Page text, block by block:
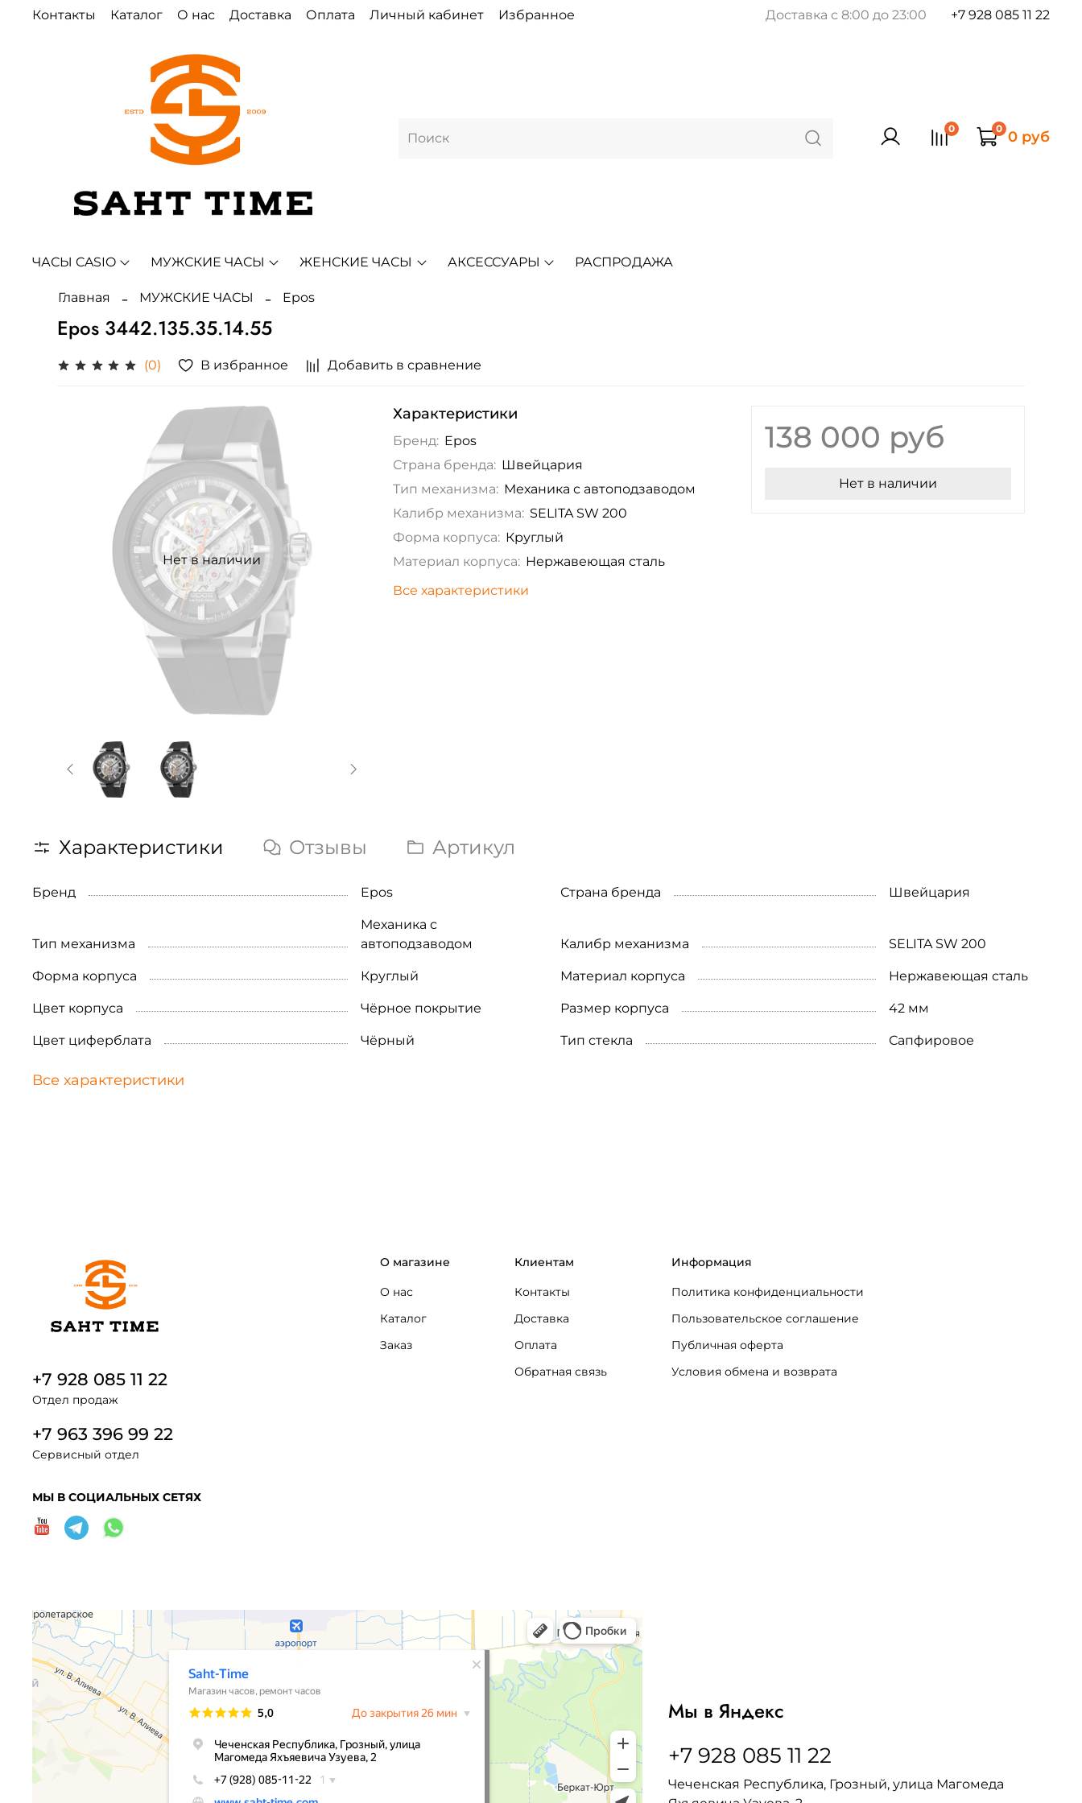
Контакты Каталог О нас Доставка Оплата Личный кабинет Избранное Доставка с 8:00 до 23:00 +7 928 085 11 22
0 0 0 руб
ЧАСЫ CASIO МУЖСКИЕ ЧАСЫ ЖЕНСКИЕ ЧАСЫ АКСЕССУАРЫ РАСПРОДАЖА
Главная МУЖСКИЕ ЧАСЫ Epos
Epos 3442.135.35.14.55
(0) В избранное Добавить в сравнение
Нет в наличии
Характеристики
Бренд: Epos
Страна бренда: Швейцария
Тип механизма: Механика с автоподзаводом
Калибр механизма: SELITA SW 200
Форма корпуса: Круглый
Материал корпуса: Нержавеющая сталь
Все характеристики
138 000 руб
Нет в наличии
Характеристики Отзывы Артикул
Бренд Epos Страна бренда Швейцария
Тип механизма
Механика с
автоподзаводом
Калибр механизма SELITA SW 200
Форма корпуса Круглый Материал корпуса Нержавеющая сталь
Цвет корпуса Чёрное покрытие Размер корпуса 42 мм
Цвет циферблата Чёрный Тип стекла Сапфировое
Все характеристики
О магазине
О нас
Каталог
Заказ
Клиентам
Контакты
Доставка
Оплата
Обратная связь
Информация
Политика конфиденциальности
Пользовательское соглашение
Публичная оферта
Условия обмена и возврата
+7 928 085 11 22
Отдел продаж
+7 963 396 99 22
Сервисный отдел
МЫ В СОЦИАЛЬНЫХ СЕТЯХ
Мы в Яндекс
+7 928 085 11 22
Чеченская Республика, Грозный, улица Магомеда